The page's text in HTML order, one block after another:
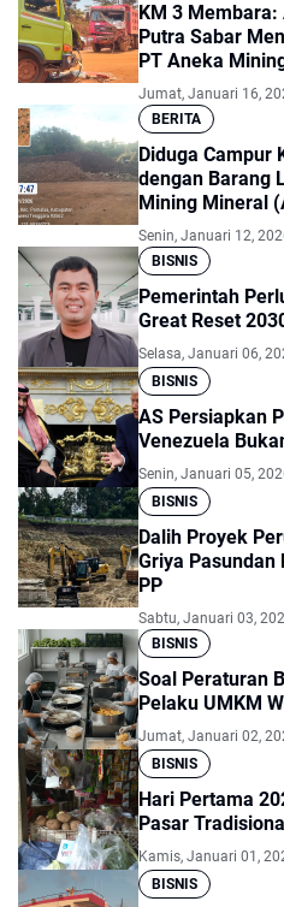
​KM 3
Putra Sabar
PT Aneka Mining Mineral (AMM)Fatal
Bukti Nyata K3
Jumat, Januari 16,
BERITA
Diduga Campur
dengan Barang
Mining Mineral
Senin, Januari 12,
BISNIS
Pemerintah
Great Reset
Selasa, Januari 06,
BISNIS
AS Persiapkan
Venezuela
Senin, Januari 05,
BISNIS
Dalih Proyek
Griya Pasundan
PP
Sabtu, Januari 03,
BISNIS
Soal Peraturan
Pelaku UMKM
Jumat, Januari 02,
BISNIS
Hari Pertama
Pasar
Kamis, Januari 01,
BISNIS